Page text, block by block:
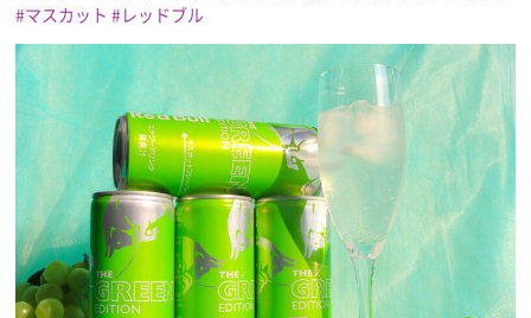
ライフスタイル
プレゼント
インタビュー
フィルム
マスカット
レッドブル